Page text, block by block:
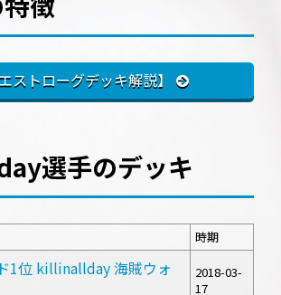
エストローグデッキ解説】
選手のデッキ
時期
1位 killinallday 海賊ウォ
2018-03-
17